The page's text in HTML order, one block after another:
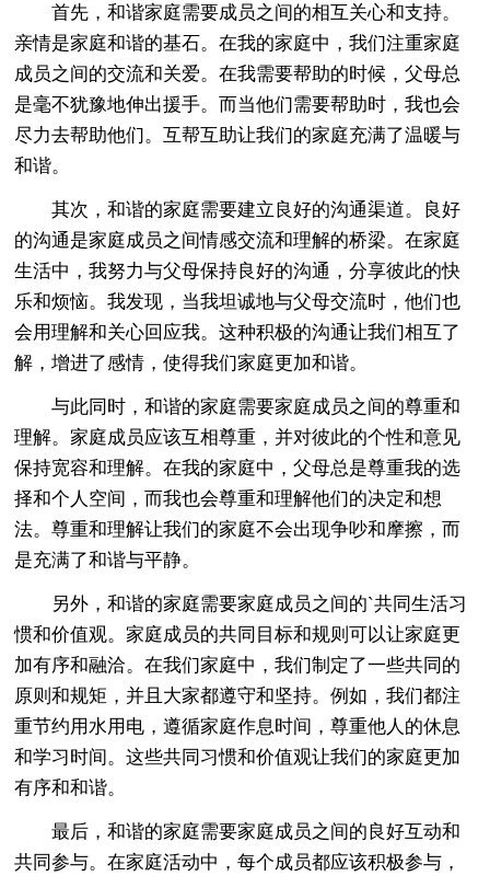
首先，和谐家庭需要成员之间的相互关心和支持。
亲情是家庭和谐的基石。在我的家庭中，我们注重家庭
成员之间的交流和关爱。在我需要帮助的时候，父母总
是毫不犹豫地伸出援手。而当他们需要帮助时，我也会
尽力去帮助他们。互帮互助让我们的家庭充满了温暖与
和谐。
其次，和谐的家庭需要建立良好的沟通渠道。良好
的沟通是家庭成员之间情感交流和理解的桥梁。在家庭
生活中，我努力与父母保持良好的沟通，分享彼此的快
乐和烦恼。我发现，当我坦诚地与父母交流时，他们也
会用理解和关心回应我。这种积极的沟通让我们相互了
解，增进了感情，使得我们家庭更加和谐。
与此同时，和谐的家庭需要家庭成员之间的尊重和
理解。家庭成员应该互相尊重，并对彼此的个性和意见
保持宽容和理解。在我的家庭中，父母总是尊重我的选
择和个人空间，而我也会尊重和理解他们的决定和想
法。尊重和理解让我们的家庭不会出现争吵和摩擦，而
是充满了和谐与平静。
另外，和谐的家庭需要家庭成员之间的`共同生活习
惯和价值观。家庭成员的共同目标和规则可以让家庭更
加有序和融洽。在我们家庭中，我们制定了一些共同的
原则和规矩，并且大家都遵守和坚持。例如，我们都注
重节约用水用电，遵循家庭作息时间，尊重他人的休息
和学习时间。这些共同习惯和价值观让我们的家庭更加
有序和和谐。
最后，和谐的家庭需要家庭成员之间的良好互动和
共同参与。在家庭活动中，每个成员都应该积极参与，